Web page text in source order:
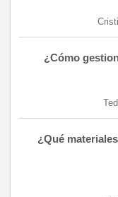
¿Cómo
Ted
¿Qué